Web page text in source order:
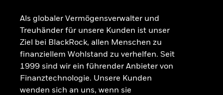
Als globaler Vermögensverwalter und
Treuhänder für unsere Kunden ist unser
Ziel bei BlackRock, allen Menschen zu
finanziellem Wohlstand zu verhelfen. Seit
1999 sind wir ein führender Anbieter von
Finanztechnologie. Unsere Kunden
wenden sich an uns, wenn sie